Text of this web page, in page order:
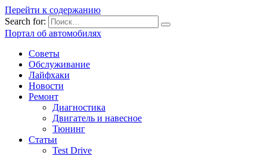
Перейти к содержанию
Search for:
Портал об автомобилях
Советы
Обслуживание
Лайфхаки
Новости
Ремонт
Диагностика
Двигатель и навесное
Тюнинг
Статьи
Test Drive